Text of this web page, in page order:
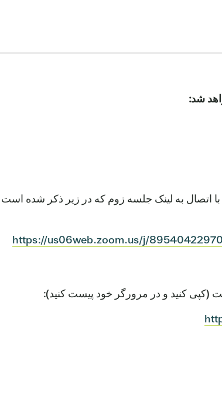
شد:
اتصال به لینک جلسه زوم که در زیر ذکر شده
https://us06web.zoom.us/j/
(کپی کنید و در مرورگر خود پیست کنید):